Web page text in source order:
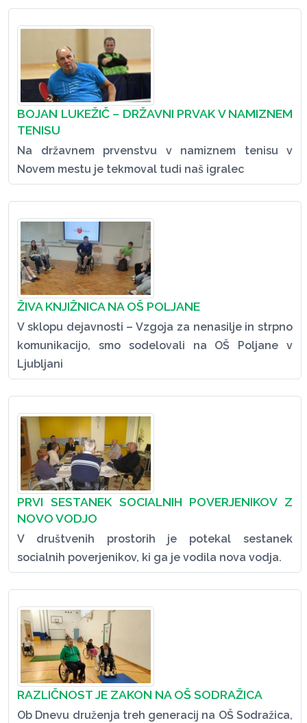
BOJAN LUKEŽIČ – DRŽAVNI PRVAK V NAMIZNEM
TENISU
Na državnem prvenstvu v namiznem tenisu v
Novem mestu je tekmoval tudi naš igralec
ŽIVA KNJIŽNICA NA OŠ POLJANE
V sklopu dejavnosti – Vzgoja za nenasilje in strpno
komunikacijo, smo sodelovali na OŠ Poljane v
Ljubljani
PRVI SESTANEK SOCIALNIH POVERJENIKOV Z
NOVO VODJO
V društvenih prostorih je potekal sestanek
socialnih poverjenikov, ki ga je vodila nova vodja.
RAZLIČNOST JE ZAKON NA OŠ SODRAŽICA
Ob Dnevu druženja treh generacij na OŠ Sodražica,